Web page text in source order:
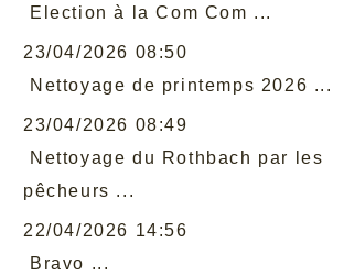
Election à la Com Com ...
23/04/2026 08:50
Nettoyage de printemps 2026 ...
23/04/2026 08:49
Nettoyage du Rothbach par les
pêcheurs ...
22/04/2026 14:56
Bravo ...